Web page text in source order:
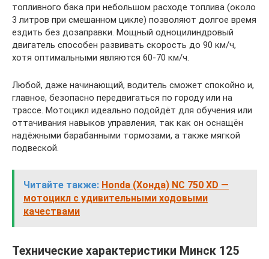
топливного бака при небольшом расходе топлива (около
3 литров при смешанном цикле) позволяют долгое время
ездить без дозаправки. Мощный одноцилиндровый
двигатель способен развивать скорость до 90 км/ч,
хотя оптимальными являются 60-70 км/ч.
Любой, даже начинающий, водитель сможет спокойно и,
главное, безопасно передвигаться по городу или на
трассе. Мотоцикл идеально подойдёт для обучения или
оттачивания навыков управления, так как он оснащён
надёжными барабанными тормозами, а также мягкой
подвеской.
Читайте также: Honda (Хонда) NC 750 XD —
мотоцикл с удивительными ходовыми
качествами
Технические характеристики Минск 125